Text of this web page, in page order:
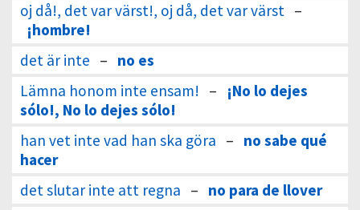
oj då!, det var värst!, oj då, det var värst –
¡hombre!
det är inte – no es
Lämna honom inte ensam! –
¡No lo dejes
sólo!, No lo dejes sólo!
han vet inte vad han ska göra – no sabe qué
hacer
det slutar inte att regna – no para de llover